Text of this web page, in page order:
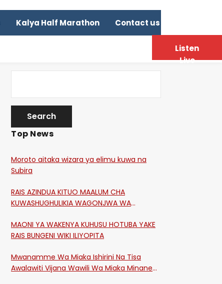
Kalya Half Marathon Contact us
Top News
Moroto aitaka wizara ya elimu kuwa na
Subira
RAIS AZINDUA KITUO MAALUM CHA
KUWASHUGHULIKIA WAGONJWA WA
MAONI YA WAKENYA KUHUSU HOTUBA YAKE
RAIS BUNGENI WIKI ILIYOPITA
Mwanamme Wa Miaka Ishirini Na Tisa
Awalawiti Vijana Wawili Wa Miaka Minane
Listen
Live